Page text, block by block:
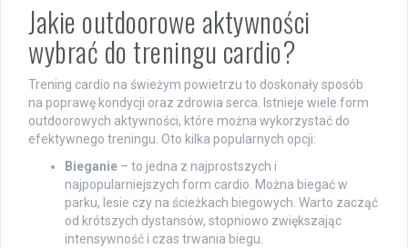
Jakie outdoorowe aktywności
wybrać do treningu cardio?
Trening cardio na świeżym powietrzu to doskonały sposób
na poprawę kondycji oraz zdrowia serca. Istnieje wiele form
outdoorowych aktywności, które można wykorzystać do
efektywnego treningu. Oto kilka popularnych opcji:
Bieganie – to jedna z najprostszych i
najpopularniejszych form cardio. Można biegać w
parku, lesie czy na ścieżkach biegowych. Warto zacząć
od krótszych dystansów, stopniowo zwiększając
intensywność i czas trwania biegu.